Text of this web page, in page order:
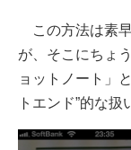
この方法は素
が、そこにちょ
ョットノート」
トエンド”的な